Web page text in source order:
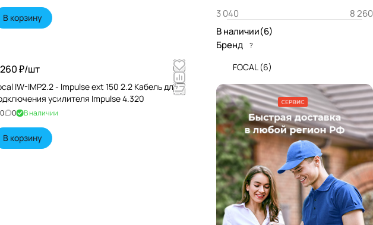
В корзину
₽/шт
IW-IMP2.2 - Impulse ext 150 2.2 Кабель для
усилителя Impulse 4.320
0 0 В наличии
В корзину
В наличии(6)
Бренд
?
FOCAL (6)